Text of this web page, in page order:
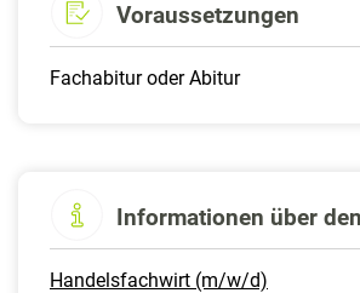
Voraussetzungen
Fachabitur oder Abitur
Informationen über
Handelsfachwirt (m/w/d)